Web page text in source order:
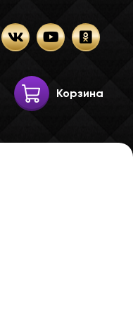
Корзина